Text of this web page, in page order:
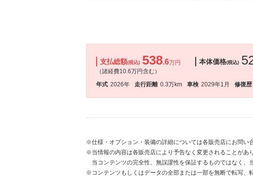
支払総額(税込) 538.6万円
（諸経費10.6万円含む）
本体価格(税込)
年式 2026年 走行距離 0.3万km 車検 2029年1月 修復歴
※仕様・オプション・装備の詳細については各販売店にお問い
※当情報の内容は各販売店により予告なく変更されることがあ
当コンテンツの完全性、無誤謬性を保証するものではなく、
※コンテンツもしくはデータの全部または一部を無断で転写、